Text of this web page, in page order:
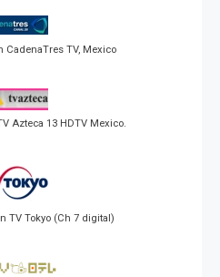
TV, Mexico
Azteca 13 HDTV Mexico.
TV Tokyo (Ch 7 digital)